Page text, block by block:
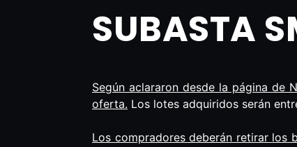
SUBASTA
Según aclararon desde la página de
oferta. Los lotes adquiridos serán
Los compradores deberán retirar los